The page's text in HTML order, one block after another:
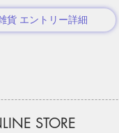
貨 エントリー詳細
STORE